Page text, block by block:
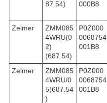
87.54)
000B8
Zelmer
ZMM085
4WRU(0
2)
(687.54)
P0Z000
0068754
001B8
Zelmer
ZMM085
4WRU/0
5(687.54
)
P0Z000
0068754
001B8